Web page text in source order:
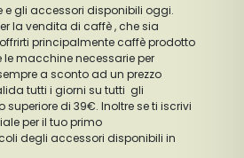
e gli accessori disponibili oggi.
la vendita di caffè , che sia
principalmente caffè prodotto
macchine necessarie per
a sconto ad un prezzo
tutti i giorni su tutti gli
di 39€. Inoltre se ti iscrivi
per il tuo primo
degli accessori disponibili in